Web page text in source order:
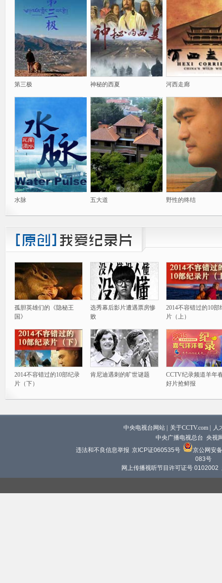
第三极 神秘的西夏 河西走廊
水脉 五大道 野性的终结
孤胆英雄们的《隐秘王
国》
选秀幕后影片遭遇票房惨
败
2014不容错过的10部
片（上）
2014不容错过的10部纪录
片（下）
肯尼迪遇刺的旷世谜题
CCTV纪录频道羊年
好片抢鲜报
中央电视台网站 关于CCTV.com
人
中央广播电视总台 央视
违法和不良信息举报 京ICP证060535号
京公网安
083号
网上传播视听节目许可证号